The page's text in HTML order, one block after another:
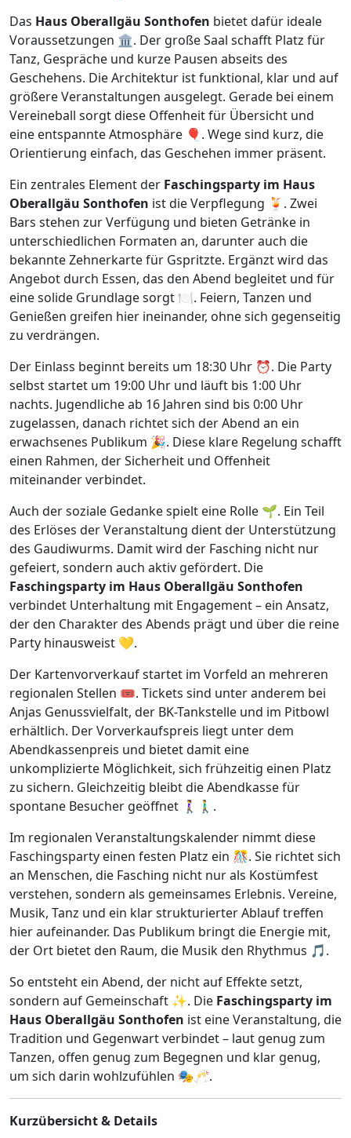
Das Haus Oberallgäu Sonthofen bietet dafür ideale
Voraussetzungen 🏛️. Der große Saal schafft Platz für
Tanz, Gespräche und kurze Pausen abseits des
Geschehens. Die Architektur ist funktional, klar und auf
größere Veranstaltungen ausgelegt. Gerade bei einem
Vereineball sorgt diese Offenheit für Übersicht und
eine entspannte Atmosphäre 🎈. Wege sind kurz, die
Orientierung einfach, das Geschehen immer präsent.
Ein zentrales Element der Faschingsparty im Haus
Oberallgäu Sonthofen ist die Verpflegung 🍹. Zwei
Bars stehen zur Verfügung und bieten Getränke in
unterschiedlichen Formaten an, darunter auch die
bekannte Zehnerkarte für Gspritzte. Ergänzt wird das
Angebot durch Essen, das den Abend begleitet und für
eine solide Grundlage sorgt 🍽️. Feiern, Tanzen und
Genießen greifen hier ineinander, ohne sich gegenseitig
zu verdrängen.
Der Einlass beginnt bereits um 18:30 Uhr ⏰. Die Party
selbst startet um 19:00 Uhr und läuft bis 1:00 Uhr
nachts. Jugendliche ab 16 Jahren sind bis 0:00 Uhr
zugelassen, danach richtet sich der Abend an ein
erwachsenes Publikum 🎉. Diese klare Regelung schafft
einen Rahmen, der Sicherheit und Offenheit
miteinander verbindet.
Auch der soziale Gedanke spielt eine Rolle 🌱. Ein Teil
des Erlöses der Veranstaltung dient der Unterstützung
des Gaudiwurms. Damit wird der Fasching nicht nur
gefeiert, sondern auch aktiv gefördert. Die
Faschingsparty im Haus Oberallgäu Sonthofen
verbindet Unterhaltung mit Engagement – ein Ansatz,
der den Charakter des Abends prägt und über die reine
Party hinausweist 💛.
Der Kartenvorverkauf startet im Vorfeld an mehreren
regionalen Stellen 🎟️. Tickets sind unter anderem bei
Anjas Genussvielfalt, der BK-Tankstelle und im Pitbowl
erhältlich. Der Vorverkaufspreis liegt unter dem
Abendkassenpreis und bietet damit eine
unkomplizierte Möglichkeit, sich frühzeitig einen Platz
zu sichern. Gleichzeitig bleibt die Abendkasse für
spontane Besucher geöffnet 🚶‍♀️🚶‍♂️.
Im regionalen Veranstaltungskalender nimmt diese
Faschingsparty einen festen Platz ein 🎊. Sie richtet sich
an Menschen, die Fasching nicht nur als Kostümfest
verstehen, sondern als gemeinsames Erlebnis. Vereine,
Musik, Tanz und ein klar strukturierter Ablauf treffen
hier aufeinander. Das Publikum bringt die Energie mit,
der Ort bietet den Raum, die Musik den Rhythmus 🎵.
So entsteht ein Abend, der nicht auf Effekte setzt,
sondern auf Gemeinschaft ✨. Die Faschingsparty im
Haus Oberallgäu Sonthofen ist eine Veranstaltung, die
Tradition und Gegenwart verbindet – laut genug zum
Tanzen, offen genug zum Begegnen und klar genug,
um sich darin wohlzufühlen 🎭🥂.
Kurzübersicht & Details